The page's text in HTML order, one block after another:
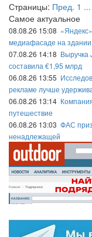
Страницы: Пред. 1 ...
Самое актуальное
08.08.26 15:08
медиафасаде на здании
07.08.26 14:18 Выручка
составила €1,95 млрд
06.08.26 13:55
рекламе лучше
06.08.26 13:14
путешествие
06.08.26 13:03 ФАС
ненадлежащей